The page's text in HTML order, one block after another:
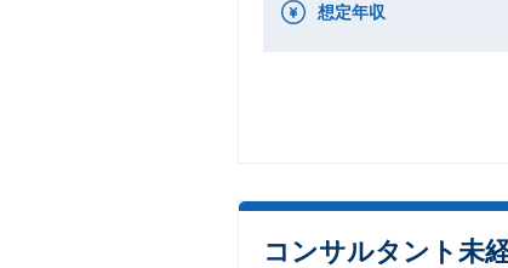
想定年収
コンサルタント未